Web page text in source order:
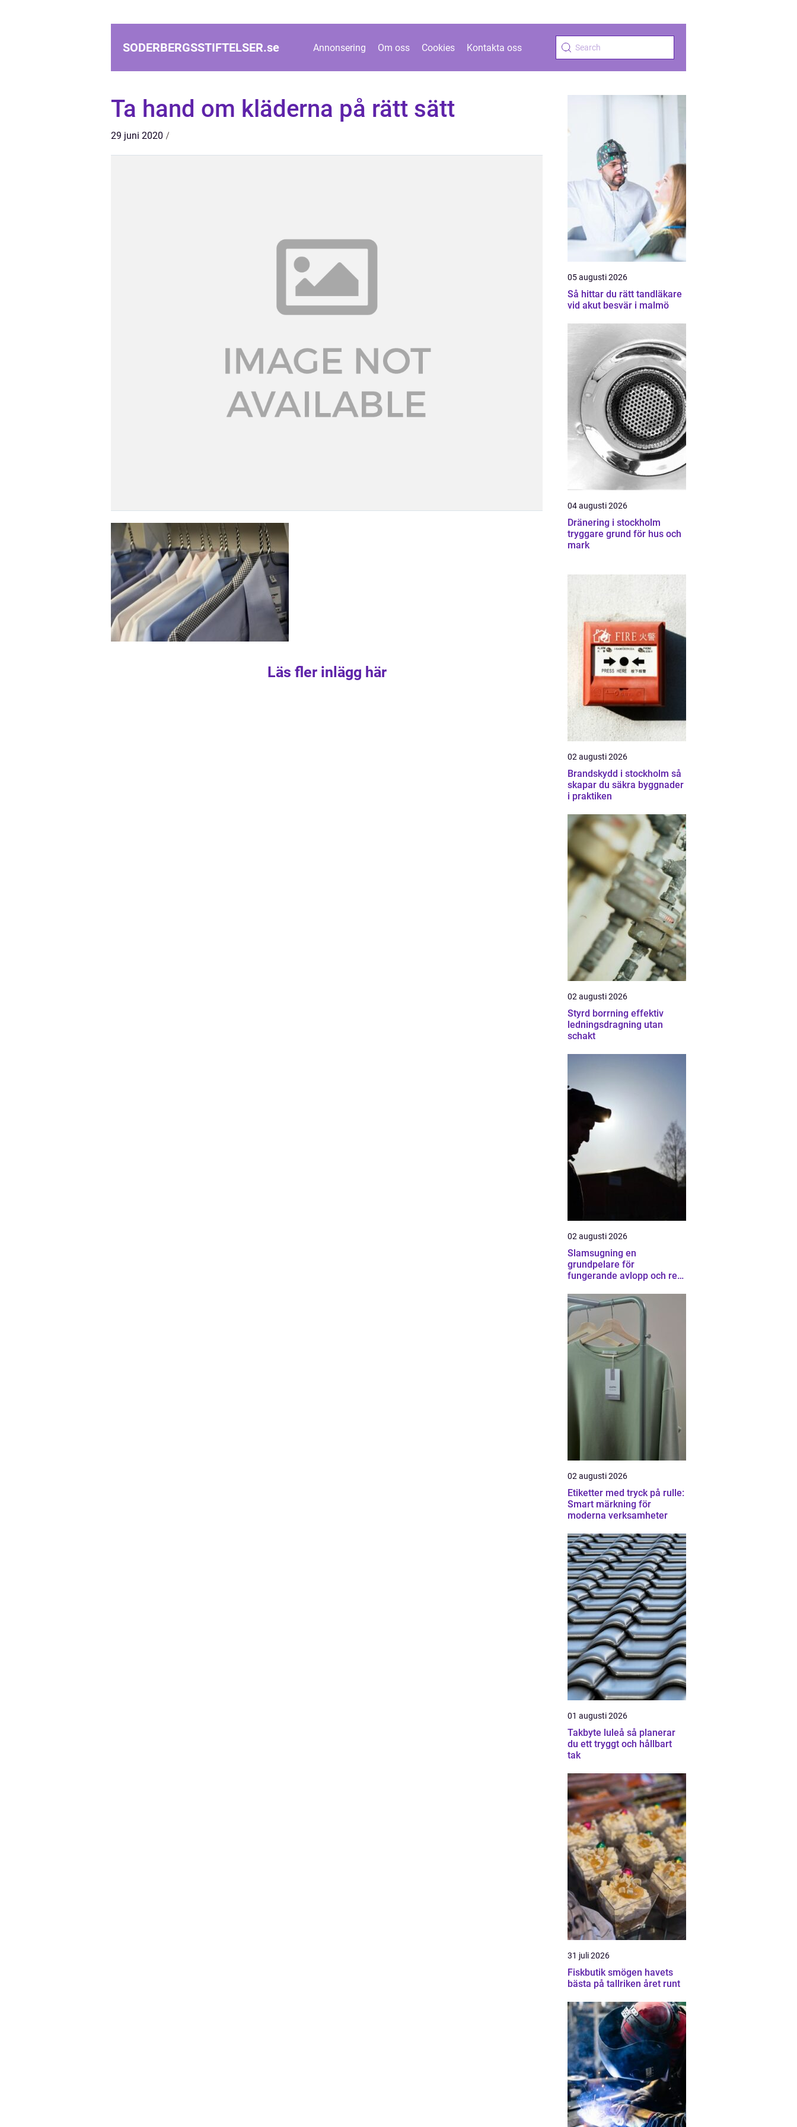
SODERBERGSSTIFTELSER.se Annonsering Om oss Cookies Kontakta oss
Ta hand om kläderna på rätt sätt
29 juni 2020
Läs fler inlägg här
05 augusti 2026
Så hittar du rätt tandläkare
vid akut besvär i malmö
04 augusti 2026
Dränering i stockholm
tryggare grund för hus och
mark
02 augusti 2026
Brandskydd i stockholm så
skapar du säkra byggnader
i praktiken
02 augusti 2026
Styrd borrning effektiv
ledningsdragning utan
schakt
02 augusti 2026
Slamsugning en
grundpelare för
fungerande avlopp och ren
02 augusti 2026
Etiketter med tryck på rulle:
Smart märkning för
moderna verksamheter
01 augusti 2026
Takbyte luleå så planerar
du ett tryggt och hållbart
tak
31 juli 2026
Fiskbutik smögen havets
bästa på tallriken året runt